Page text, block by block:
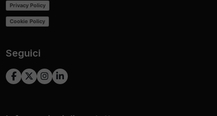
Privacy Policy
Cookie Policy
Seguici